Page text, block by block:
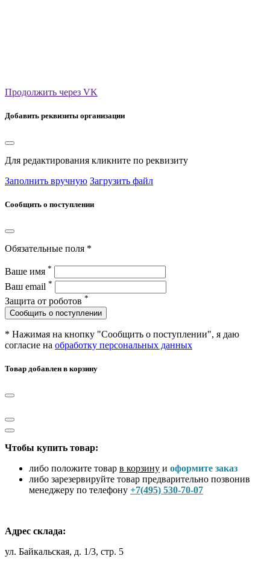
Продолжить через VK
Добавить реквизиты организации
Для редактирования кликните по реквизиту
Заполнить вручную Загрузить файл
Сообщить о поступлении
Обязательные поля *
Ваше имя *
Ваш email *
Защита от роботов *
Сообщить о поступлении
* Нажимая на кнопку "Сообщить о поступлении", я даю
согласие на обработку персональных данных
Товар добавлен в корзину
Чтобы купить товар:
либо положите товар в корзину и оформите заказ
либо зарезервируйте товар предварительно позвонив
менеджеру по телефону +7(495) 530-70-07
Адрес склада:
ул. Байкальская, д. 1/3, стр. 5